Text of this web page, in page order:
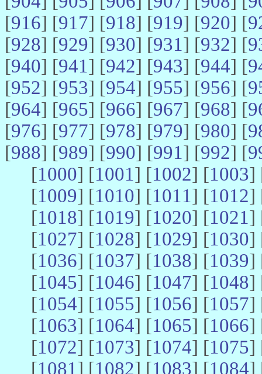
[916] [917] [918] [919] [920] [
[928] [929] [930] [931] [932] [
[940] [941] [942] [943] [944] [
[952] [953] [954] [955] [956] [
[964] [965] [966] [967] [968] [
[976] [977] [978] [979] [980] [
[988] [989] [990] [991] [992] [
[1000] [1001] [1002] [1003]
[1009] [1010] [1011] [1012]
[1018] [1019] [1020] [1021]
[1027] [1028] [1029] [1030]
[1036] [1037] [1038] [1039]
[1045] [1046] [1047] [1048]
[1054] [1055] [1056] [1057]
[1063] [1064] [1065] [1066]
[1072] [1073] [1074] [1075]
[1081] [1082] [1083] [1084]